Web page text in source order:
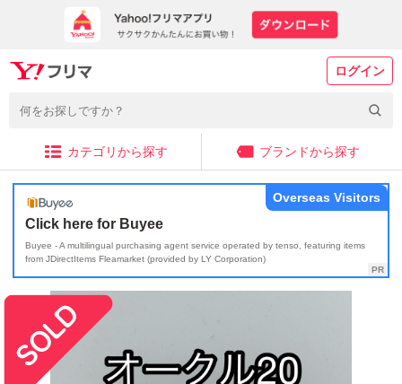
ログイン
カテゴリから探す ブランドから探す
Click here for Buyee
Buyee - A multilingual purchasing agent service operated by tenso, featuring items
from JDirectItems Fleamarket (provided by LY Corporation)
Overseas Visitors